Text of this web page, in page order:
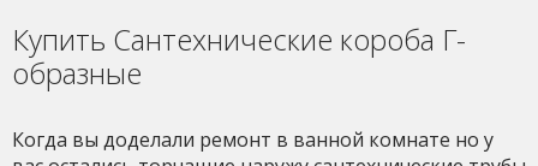
Купить Сантехнические короба Г-
образные
Когда вы доделали ремонт в ванной комнате но у